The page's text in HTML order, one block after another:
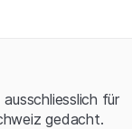
für
gedacht.